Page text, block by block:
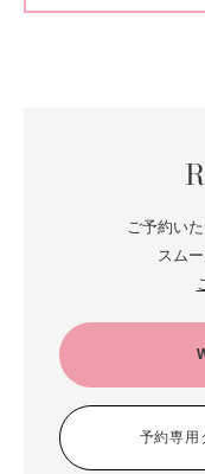
ご予約い
スム
予約専用